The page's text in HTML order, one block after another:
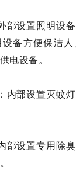
部设置照明设
备方便保洁
电设备。
内部设置灭蚊
部设置专用除